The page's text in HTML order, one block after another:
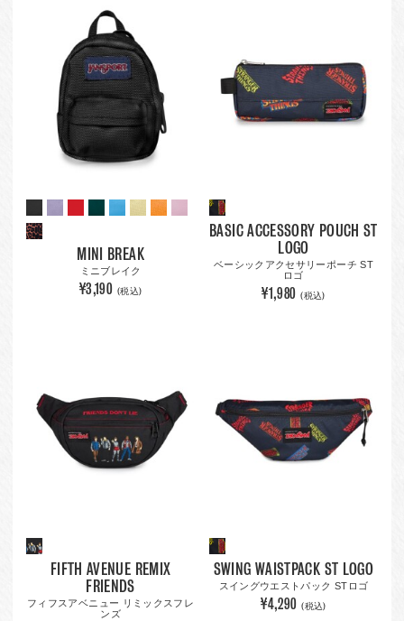
MINI BREAK
ミニブレイク
¥3,190 (税込)
BASIC ACCESSORY POUCH ST
LOGO
ベーシックアクセサリーポーチ ST
ロゴ
¥1,980 (税込)
FIFTH AVENUE REMIX
FRIENDS
フィフスアベニュー リミックスフレ
ンズ
SWING WAISTPACK ST LOGO
スイングウエストパック STロゴ
¥4,290 (税込)